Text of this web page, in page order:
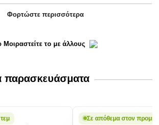
Φορτώστε περισσότερα
το με άλλους
παρασκευάσματα
Σε απόθεμα στον